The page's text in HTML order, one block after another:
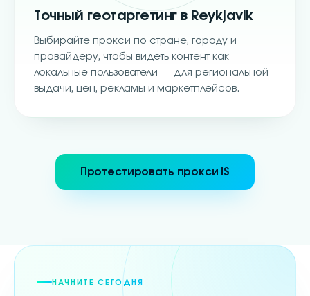
Точный геотаргетинг в Reykjavik
Выбирайте прокси по стране, городу и
провайдеру, чтобы видеть контент как
локальные пользователи — для региональной
выдачи, цен, рекламы и маркетплейсов.
Протестировать прокси IS
НАЧНИТЕ СЕГОДНЯ